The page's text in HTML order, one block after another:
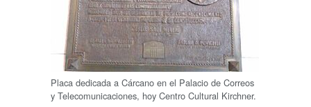
Placa dedicada a Cárcano en el Palacio de Correos
y Telecomunicaciones, hoy Centro Cultural Kirchner.